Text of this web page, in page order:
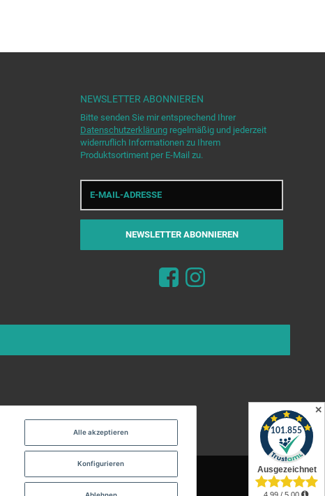
NEWSLETTER ABONNIEREN
Bitte senden Sie mir entsprechend Ihrer
Datenschutzerklärung regelmäßig und jederzeit
widerruflich Informationen zu Ihrem
Produktsortiment per E-Mail zu.
E-
Mail-
NEWSLETTER ABONNIEREN
Alle akzeptieren
Konfigurieren
✕